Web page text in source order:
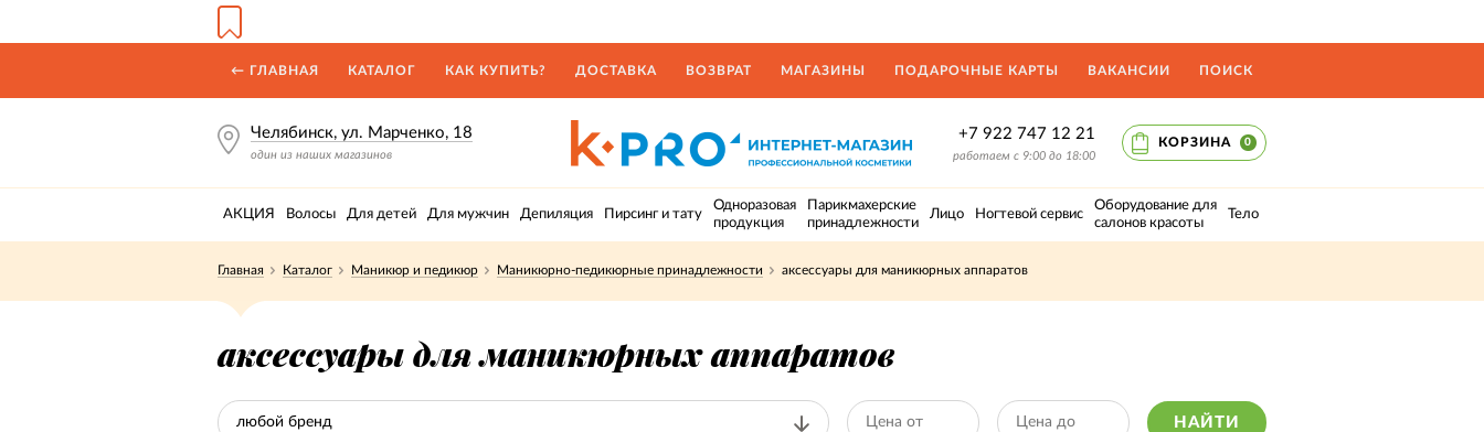
← ГЛАВНАЯ КАТАЛОГ КАК КУПИТЬ? ДОСТАВКА ВОЗВРАТ МАГАЗИНЫ ПОДАРОЧНЫЕ КАРТЫ ВАКАНСИИ ПОИСК
Челябинск, ул. Марченко, 18
один из наших магазинов
+7 922 747 12 21
работаем с 9:00 до 18:00
КОРЗИНА 0
АКЦИЯ Волосы Для детей Для мужчин Депиляция Пирсинг и тату
Одноразовая
продукция
Парикмахерские
принадлежности
Лицо Ногтевой сервис
Оборудование для
салонов красоты
Тело
Главная Каталог Маникюр и педикюр Маникюрно-педикюрные принадлежности аксессуары для маникюрных аппаратов
аксессуары для маникюрных аппаратов
любой бренд НАЙТИ